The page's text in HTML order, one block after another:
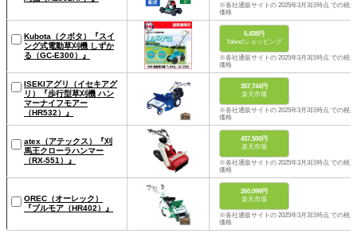
※各社通販サイトの 2025年3月3日時点 での税込
価格
Kubota（クボタ）『スイ
ング式電動草刈機 しずか
る（GC-E300）』
5,438円
Yahoo!ショッピング
※各社通販サイトの 2025年3月3日時点 での税込
価格
ISEKIアグリ（イセキアグ
リ）『歩行型草刈機 ハン
マーナイフモアー
（HR532）』
357,744円
楽天市場
※各社通販サイトの 2025年3月3日時点 での税込
価格
atex（アテックス）『刈
馬王クローラハンマー
（RX-551）』
437,500円
楽天市場
※各社通販サイトの 2025年3月3日時点 での税込
価格
OREC（オーレック）
『ブルモア（HR402）』
260,099円
楽天市場
※各社通販サイトの 2025年3月3日時点 での税込
価格